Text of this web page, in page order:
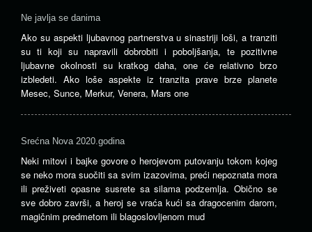
Ne javlja se danima
Ako su aspekti ljubavnog partnerstva u sinastriji loši, a tranziti
su ti koji su napravili dobrobiti i poboljšanja, te pozitivne
ljubavne okolnosti su kratkog daha, one će relativno brzo
izbledeti. Ako loše aspekte iz tranzita prave brze planete
Mesec, Sunce, Merkur, Venera, Mars one
Srećna Nova 2020.godina
Neki mitovi i bajke govore o herojevom putovanju tokom kojeg
se neko mora suočiti sa svim izazovima, preći nepoznata mora
ili preživeti opasne susrete sa silama podzemlja. Obično se
sve dobro završi, a heroj se vraća kući sa dragocenim darom,
magičnim predmetom ili blagoslovljenom mud